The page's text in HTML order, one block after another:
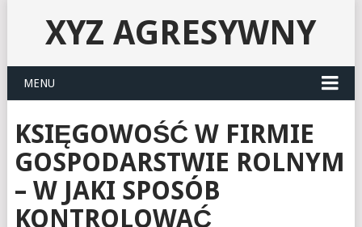
XYZ AGRESYWNY
MENU
KSIĘGOWOŚĆ W FIRMIE
GOSPODARSTWIE ROLNYM
– W JAKI SPOSÓB
KONTROLOWAĆ